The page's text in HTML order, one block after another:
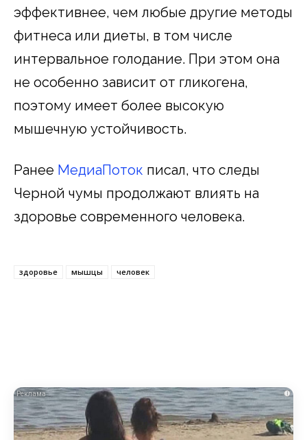
эффективнее, чем любые другие методы
фитнеса или диеты, в том числе
интервальное голодание. При этом она
не особенно зависит от гликогена,
поэтому имеет более высокую
мышечную устойчивость.
Ранее МедиаПоток писал, что следы
Черной чумы продолжают влиять на
здоровье современного человека.
здоровье мышцы человек
i